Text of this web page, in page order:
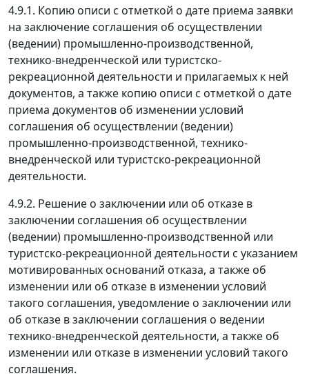
4.9.1. Копию описи с отметкой о дате приема заявки
на заключение соглашения об осуществлении
(ведении) промышленно-производственной,
технико-внедренческой или туристско-
рекреационной деятельности и прилагаемых к ней
документов, а также копию описи с отметкой о дате
приема документов об изменении условий
соглашения об осуществлении (ведении)
промышленно-производственной, технико-
внедренческой или туристско-рекреационной
деятельности.
4.9.2. Решение о заключении или об отказе в
заключении соглашения об осуществлении
(ведении) промышленно-производственной или
туристско-рекреационной деятельности с указанием
мотивированных оснований отказа, а также об
изменении или об отказе в изменении условий
такого соглашения, уведомление о заключении или
об отказе в заключении соглашения о ведении
технико-внедренческой деятельности, а также об
изменении или отказе в изменении условий такого
соглашения.